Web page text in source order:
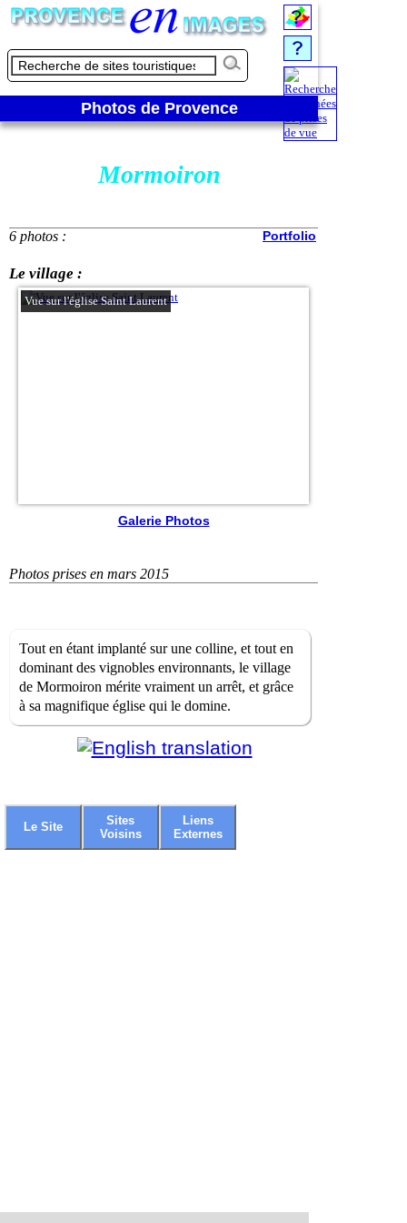
Photos de Provence
Mormoiron
6 photos : Portfolio
Le village :
Vue sur l'église Saint Laurent
Galerie Photos
Photos prises en mars 2015
Tout en étant implanté sur une colline, et tout en
dominant des vignobles environnants, le village
de Mormoiron mérite vraiment un arrêt, et grâce
à sa magnifique église qui le domine.
Le Site
Sites
Voisins
Liens
Externes